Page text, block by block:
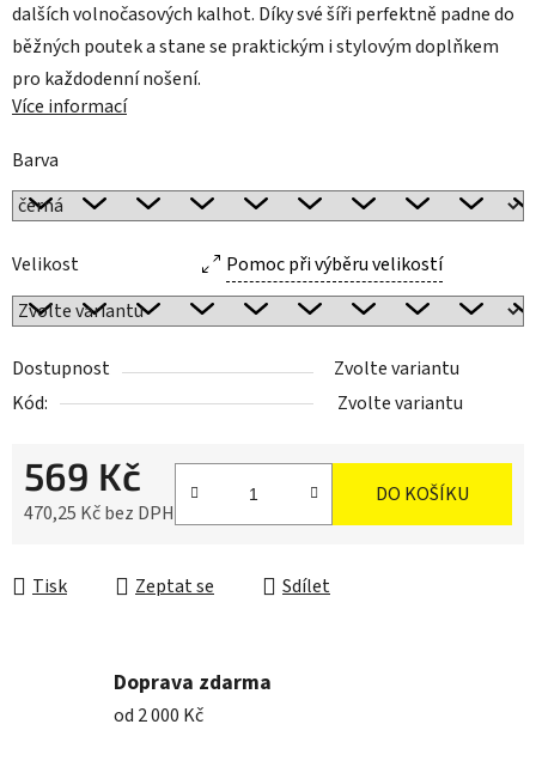
dalších volnočasových kalhot. Díky své šíři perfektně padne do
běžných poutek a stane se praktickým i stylovým doplňkem
pro každodenní nošení.
Více informací
Barva
Velikost Pomoc při výběru velikostí
Dostupnost
Zvolte variantu
Kód:
Zvolte variantu
569 Kč
470,25 Kč bez DPH
DO KOŠÍKU
Tisk Zeptat se Sdílet
Doprava zdarma
od 2 000 Kč